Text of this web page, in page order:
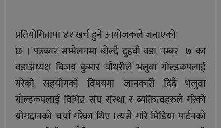
प्रतियोगितामा ४१ खर्च हुने आयोजकले जनाएको
छ । पत्रकार सम्मेलनमा बोल्दै दुहबी वडा नम्बर ७ का
वडाअध्यक्ष बिजय कुमार चौधरीले भलुवा गोल्डकपलाई
गरेको सहयोगको विषयमा जानकारी दिंदै भलुवा
गोल्डकपलाई विभिन्न संघ संस्था र ब्यक्तित्वहरुले गरेको
योगदानको चर्चा गरेका थिए ।त्यसे गरि मिडिया पार्टनको